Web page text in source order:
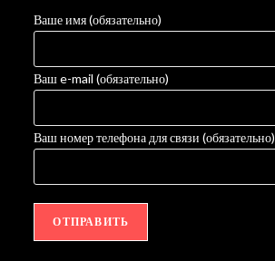
Ваше имя (обязательно)
Ваш e-mail (обязательно)
Ваш номер телефона для связи (обязательно)